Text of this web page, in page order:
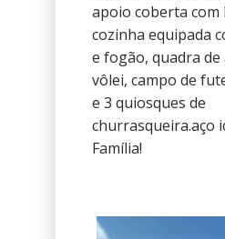
apoio coberta com
cozinha equipada
e fogão, quadra de
vôlei, campo de
e 3 quiosques de
churrasqueira.aço
Família!